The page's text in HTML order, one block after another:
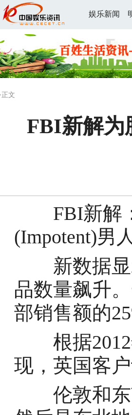
娱乐新闻
文
FBI新解为
FBI新解：
(Impotent)男
新数据显
品数量飙升
部销售额的
根据2012
现，英国客
伦敦和东